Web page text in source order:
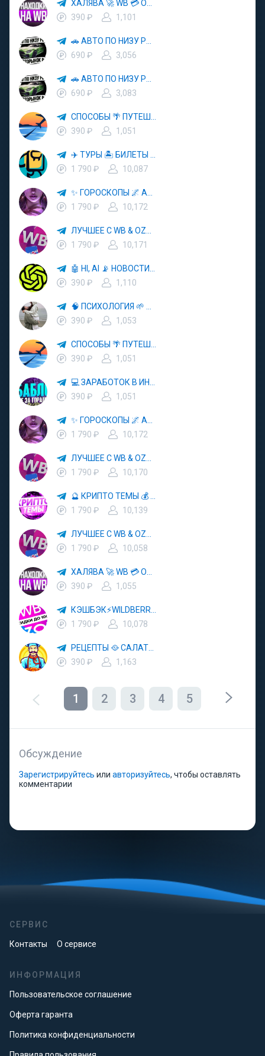
390 ₽
1,101
690 ₽
3,056
690 ₽
3,083
390 ₽
1,051
1 790 ₽
10,087
1 790 ₽
10,172
1 790 ₽
10,171
390 ₽
1,110
390 ₽
1,053
390 ₽
1,051
390 ₽
1,051
1 790 ₽
10,172
1 790 ₽
10,170
1 790 ₽
10,139
1 790 ₽
10,058
390 ₽
1,055
1 790 ₽
10,078
390 ₽
1,163
1 2 3 4 5
Обсуждение
Зарегистрируйтесь или авторизуйтесь, чтобы оставлять
комментарии
СЕРВИС
Контакты О сервисе
ИНФОРМАЦИЯ
Пользовательское соглашение
Оферта гаранта
Политика конфиденциальности